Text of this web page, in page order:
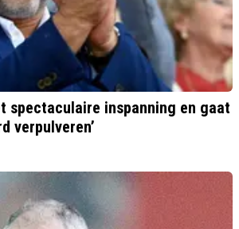
spectaculaire inspanning en gaat
verpulveren’